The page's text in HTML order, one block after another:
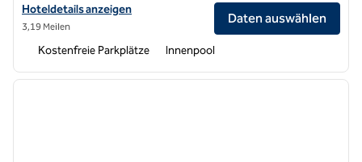
Hoteldetails für Hilton Garden Inn Oakland/San Leandro anzeigen
Hoteldetails anzeigen
3,19 Meilen
Daten auswählen
Kostenfreie Parkplätze Innenpool
1 von 8